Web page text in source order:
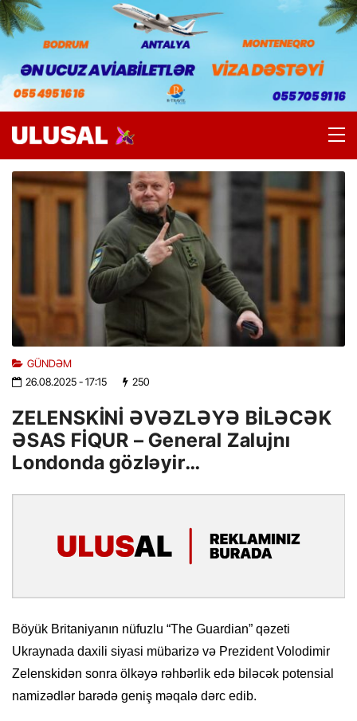
GÜNDƏM
26.08.2025- 17:15 250
ZELENSKİNİ ƏVƏZLƏYƏ BİLƏCƏK
ƏSAS FİQUR – General Zalujnı
Londonda gözləyir…
Böyük Britaniyanın nüfuzlu “The Guardian” qəzeti
Ukraynada daxili siyasi mübarizə və Prezident Volodimir
Zelenskidən sonra ölkəyə rəhbərlik edə biləcək potensial
namizədlər barədə geniş məqalə dərc edib.